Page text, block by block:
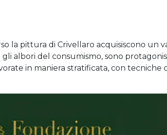
la pittura di Crivellaro acquisiscono un
albori del consumismo, sono
in maniera stratificata, con tecniche